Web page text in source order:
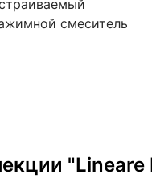
смеситель
"Lineare